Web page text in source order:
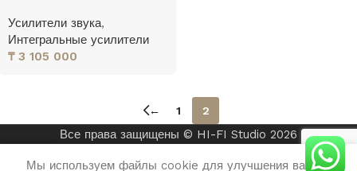
Усилители звука,
Интегральные усилители
₸3 105 000
← 1 2
Все права защищены © HI-FI Studio 2026
Мы используем файлы cookie для улучшения вашего